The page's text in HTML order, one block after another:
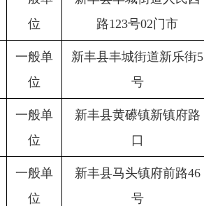
位
路123号02门市
一般单
位
新丰县丰城街道新乐街5
号
一般单
位
新丰县黄礤镇新镇府路
口
一般单
位
新丰县马头镇府前路46
号